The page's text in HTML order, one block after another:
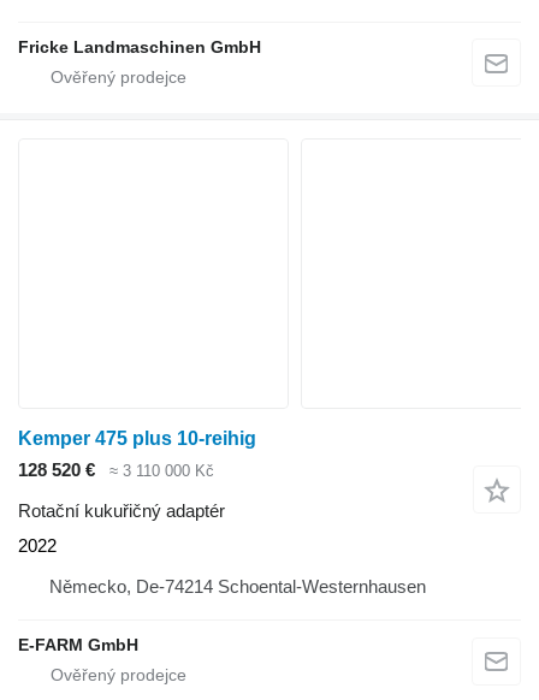
Fricke Landmaschinen GmbH
Kemper 475 plus 10-reihig
128 520 €
≈ 3 110 000 Kč
Rotační kukuřičný adaptér
2022
Německo, De-74214 Schoental-Westernhausen
E-FARM GmbH